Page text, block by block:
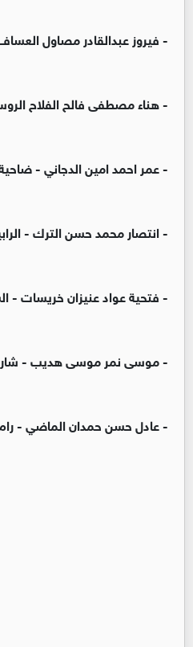
- فيروز عبدالقادر مصاول
- هناء مصطفى فالح الفلاح
- عمر احمد امين الدجاني -
- انتصار محمد حسن الترك -
- فتحية عواد عنيزان خريسات -
- موسى نمر موسى هديب -
- عادل حسن حمدان الماضي - رام